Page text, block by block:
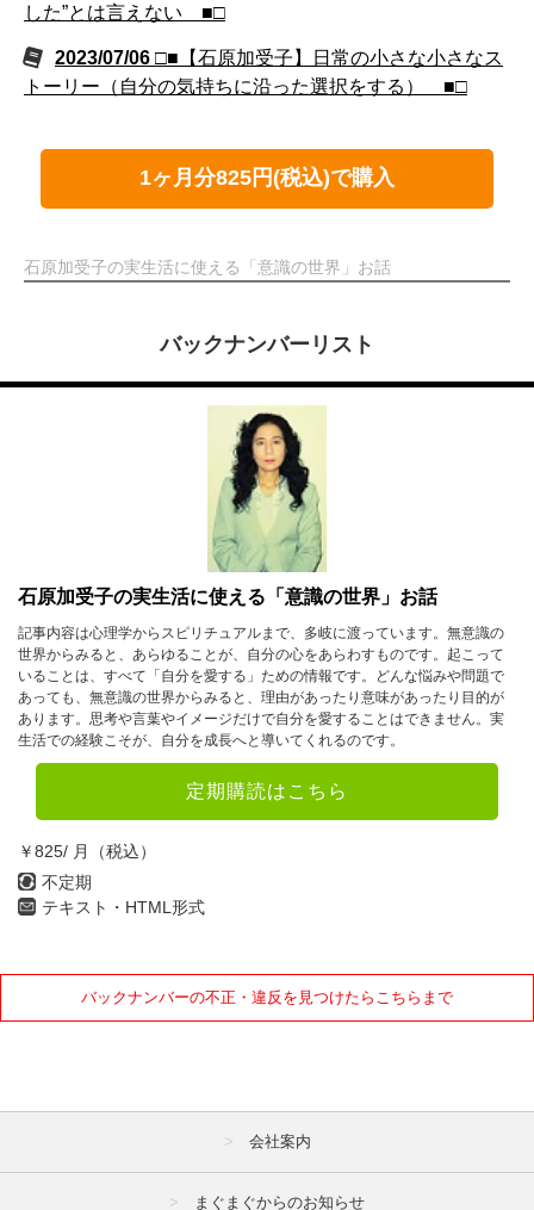
した”とは言えない ■□
2023/07/06 □■【石原加受子】日常の小さな小さなス
トーリー（自分の気持ちに沿った選択をする） ■□
1ヶ月分825円(税込)で購入
石原加受子の実生活に使える「意識の世界」お話
バックナンバーリスト
石原加受子の実生活に使える「意識の世界」お話
記事内容は心理学からスピリチュアルまで、多岐に渡っています。無意識の
世界からみると、あらゆることが、自分の心をあらわすものです。起こって
いることは、すべて「自分を愛する」ための情報です。どんな悩みや問題で
あっても、無意識の世界からみると、理由があったり意味があったり目的が
あります。思考や言葉やイメージだけで自分を愛することはできません。実
生活での経験こそが、自分を成長へと導いてくれるのです。
定期購読はこちら
￥825/ 月（税込）
不定期
テキスト・HTML形式
バックナンバーの不正・違反を見つけたらこちらまで
会社案内
まぐまぐからのお知らせ